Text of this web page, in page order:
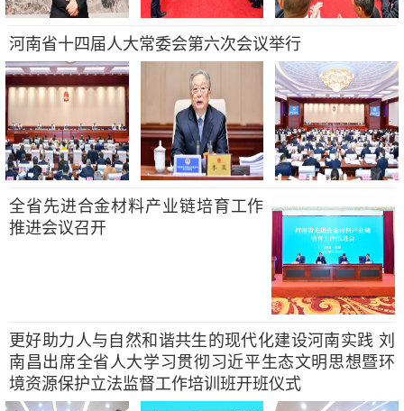
河南省十四届人大常委会第六次会议举行
全省先进合金材料产业链培育工作
推进会议召开
更好助力人与自然和谐共生的现代化建设河南实践 刘
南昌出席全省人大学习贯彻习近平生态文明思想暨环
境资源保护立法监督工作培训班开班仪式